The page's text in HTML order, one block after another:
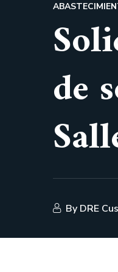
de
By DRE